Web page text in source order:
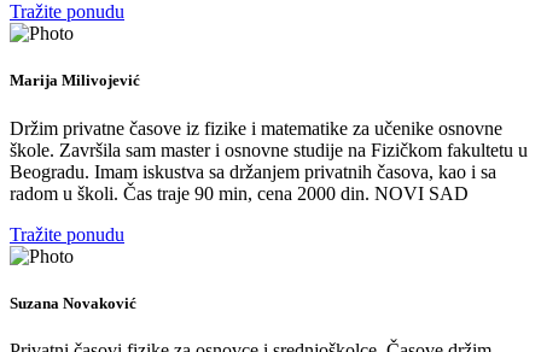
Tražite ponudu
Marija Milivojević
Držim privatne časove iz fizike i matematike za učenike osnovne
škole. Završila sam master i osnovne studije na Fizičkom fakultetu u
Beogradu. Imam iskustva sa držanjem privatnih časova, kao i sa
radom u školi. Čas traje 90 min, cena 2000 din. NOVI SAD
Tražite ponudu
Suzana Novaković